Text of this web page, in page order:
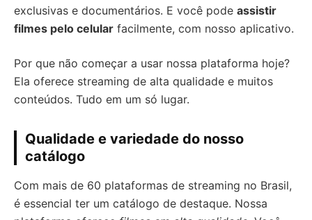
exclusivas e documentários. E você pode assistir
filmes pelo celular facilmente, com nosso aplicativo.
Por que não começar a usar nossa plataforma hoje?
Ela oferece streaming de alta qualidade e muitos
conteúdos. Tudo em um só lugar.
Qualidade e variedade do nosso
catálogo
Com mais de 60 plataformas de streaming no Brasil,
é essencial ter um catálogo de destaque. Nossa